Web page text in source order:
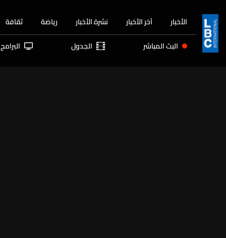
الأخبار آخر الأخبار نشرة الأخبار رياضة ثقافة
البث المباشر الجدول البرامج